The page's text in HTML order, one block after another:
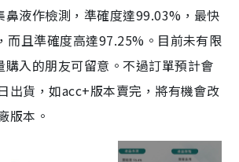
鼻液作檢測，準確度達99.03%，最快
而且準確度高達97.25%。目前未有限
購入的朋友可留意。不過訂單預計會
出貨，如acc+版本賣完，將有機會改
版本。